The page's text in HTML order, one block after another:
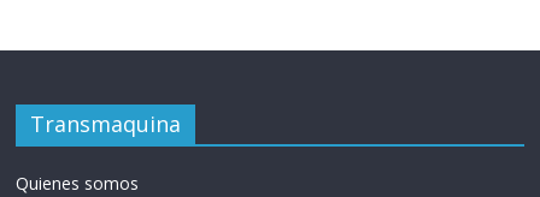
Transmaquina
Quienes somos